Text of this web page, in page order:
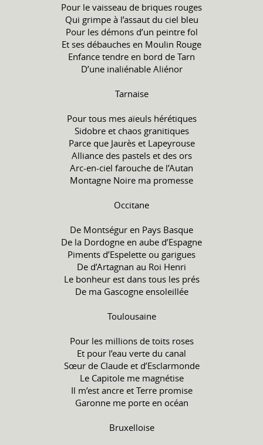
Pour le vaisseau de briques rouges
Qui grimpe à l’assaut du ciel bleu
Pour les démons d’un peintre fol
Et ses débauches en Moulin Rouge
Enfance tendre en bord de Tarn
D’une inaliénable Aliénor
Tarnaise
Pour tous mes aïeuls hérétiques
Sidobre et chaos granitiques
Parce que Jaurès et Lapeyrouse
Alliance des pastels et des ors
Arc-en-ciel farouche de l’Autan
Montagne Noire ma promesse
Occitane
De Montségur en Pays Basque
De la Dordogne en aube d’Espagne
Piments d’Espelette ou garigues
De d’Artagnan au Roi Henri
Le bonheur est dans tous les prés
De ma Gascogne ensoleillée
Toulousaine
Pour les millions de toits roses
Et pour l’eau verte du canal
Sœur de Claude et d’Esclarmonde
Le Capitole me magnétise
Il m’est ancre et Terre promise
Garonne me porte en océan
Bruxelloise